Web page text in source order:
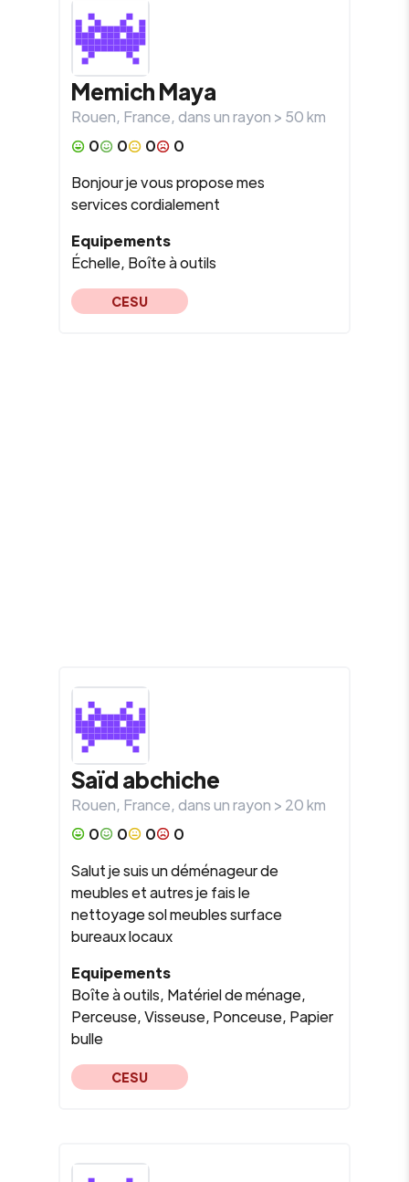
MemichMaya
Rouen, France, dans un rayon > 50km
0
0 0
0
Bonjour je vous propose mes
services cordialement
Equipements
Échelle, Boîte à outils
CESU
Saïdabchiche
Rouen, France, dans un rayon > 20km
0
0 0
0
Salut je suis un déménageur de
meubles et autres je fais le
nettoyage sol meubles surface
bureaux locaux
Equipements
Boîte à outils, Matériel de ménage,
Perceuse, Visseuse, Ponceuse, Papier
bulle
CESU